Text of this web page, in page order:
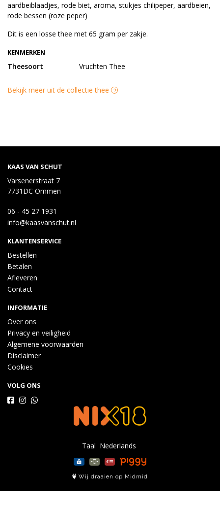
aardbeiblaadjes, rode biet, aroma, stukjes chilipeper, aardbeien,
rode bessen (roze peper)
Dit is een losse thee met 65 gram per zakje.
KENMERKEN
Theesoort Vruchten Thee
Bekijk meer uit de collectie thee
KAAS VAN SCHUT
Varsenerstraat 7
7731DC Ommen
06 - 45 27 1931
info@kaasvanschut.nl
KLANTENSERVICE
Bestellen
Betalen
Afleveren
Contact
INFORMATIE
Over ons
Privacy en veiligheid
Algemene voorwaarden
Disclaimer
Cookies
VOLG ONS
Taal
Wij draaien op Midmid